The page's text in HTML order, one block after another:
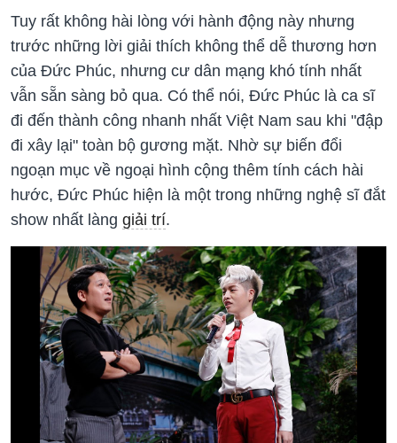
Tuy rất không hài lòng với hành động này nhưng
trước những lời giải thích không thể dễ thương hơn
của Đức Phúc, nhưng cư dân mạng khó tính nhất
vẫn sẵn sàng bỏ qua. Có thể nói, Đức Phúc là ca sĩ
đi đến thành công nhanh nhất Việt Nam sau khi "đập
đi xây lại" toàn bộ gương mặt. Nhờ sự biến đổi
ngoạn mục về ngoại hình cộng thêm tính cách hài
hước, Đức Phúc hiện là một trong những nghệ sĩ đắt
show nhất làng giải trí.